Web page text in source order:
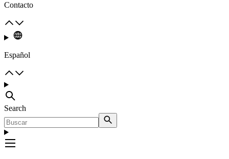
Contacto
Español
Search